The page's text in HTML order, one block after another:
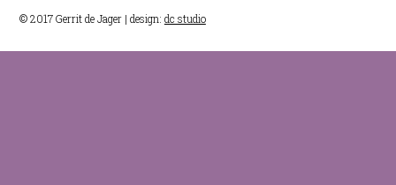
© 2017 Gerrit de Jager | design: dc studio